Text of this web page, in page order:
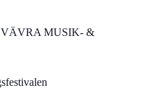
VÄVRA MUSIK- &